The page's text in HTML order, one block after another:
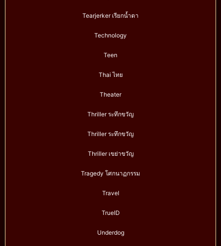
Tearjerker เรียกน้ำตา
Technology
Teen
Thai ไทย
Theater
Thriller ระทึกขวัญ
Thriller ระทึกขวัญ
Thriller เขย่าขวัญ
Tragedy โศกนาฏกรรม
Travel
TrueID
Underdog